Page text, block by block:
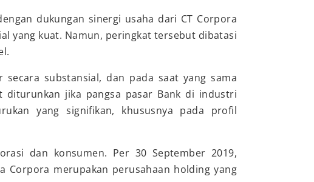
dukungan sinergi usaha dari CT Corpora
yang kuat. Namun, peringkat tersebut dibatasi
substansial, dan pada saat yang sama
diturunkan jika pangsa pasar Bank di industri
yang signifikan, khususnya pada profil
dan konsumen. Per 30 September 2019,
Corpora merupakan perusahaan holding yang